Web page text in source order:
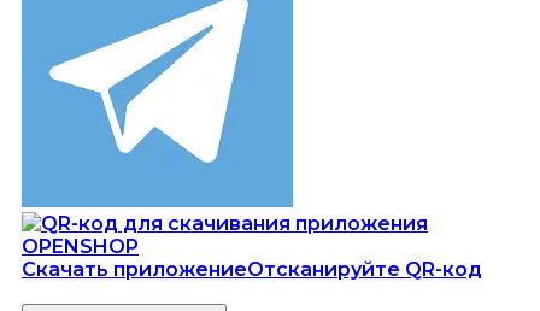
Скачать приложениеОтсканируйте QR-код